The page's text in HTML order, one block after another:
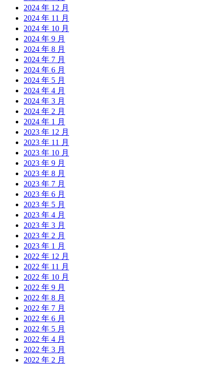
2024 年 12 月
2024 年 11 月
2024 年 10 月
2024 年 9 月
2024 年 8 月
2024 年 7 月
2024 年 6 月
2024 年 5 月
2024 年 4 月
2024 年 3 月
2024 年 2 月
2024 年 1 月
2023 年 12 月
2023 年 11 月
2023 年 10 月
2023 年 9 月
2023 年 8 月
2023 年 7 月
2023 年 6 月
2023 年 5 月
2023 年 4 月
2023 年 3 月
2023 年 2 月
2023 年 1 月
2022 年 12 月
2022 年 11 月
2022 年 10 月
2022 年 9 月
2022 年 8 月
2022 年 7 月
2022 年 6 月
2022 年 5 月
2022 年 4 月
2022 年 3 月
2022 年 2 月